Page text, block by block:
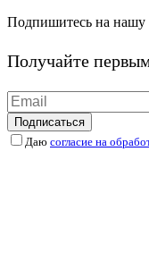
Подпишитесь на нашу
Получайте
Подписаться
Даю согласие на